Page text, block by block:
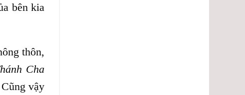
bên kia
thôn,
Cha
vậy